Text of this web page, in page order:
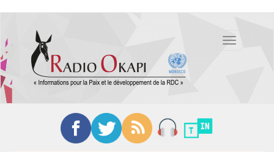
contenu
principal
Toggle